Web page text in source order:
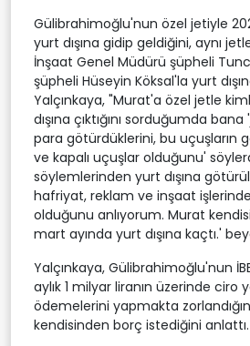
Gülibrahimoğlu'nun özel jetiyle
yurt dışına gidip geldiğini, aynı
İnşaat Genel Müdürü şüpheli
şüpheli Hüseyin Köksal'la yurt
Yalçınkaya, "Murat'a özel jetle
dışına çıktığını sorduğumda
para götürdüklerini, bu uçuşların
ve kapalı uçuşlar olduğunu'
söylemlerinden yurt dışına
hafriyat, reklam ve inşaat
olduğunu anlıyorum. Murat
mart ayında yurt dışına kaçtı.'
Yalçınkaya, Gülibrahimoğlu'nun
aylık 1 milyar liranın üzerinde ciro
ödemelerini yapmakta
kendisinden borç istediğini anlattı.